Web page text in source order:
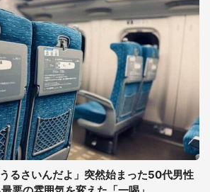
るさいんだよ」突然始まった50代男性